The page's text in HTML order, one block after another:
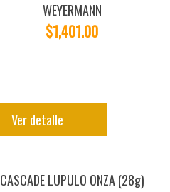
WEYERMANN
$1,401.00
Ver detalle
CASCADE LUPULO ONZA (28g)